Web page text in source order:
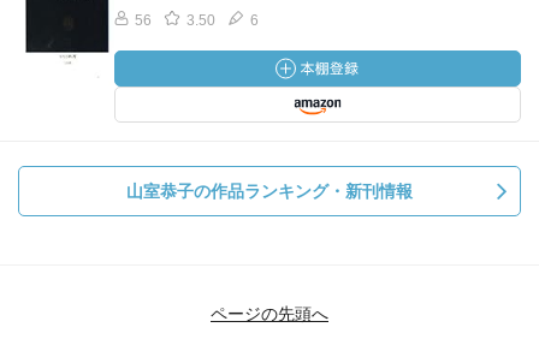
56 3.50 6
山室恭子の作品ランキング・新刊情報
ページの先頭へ